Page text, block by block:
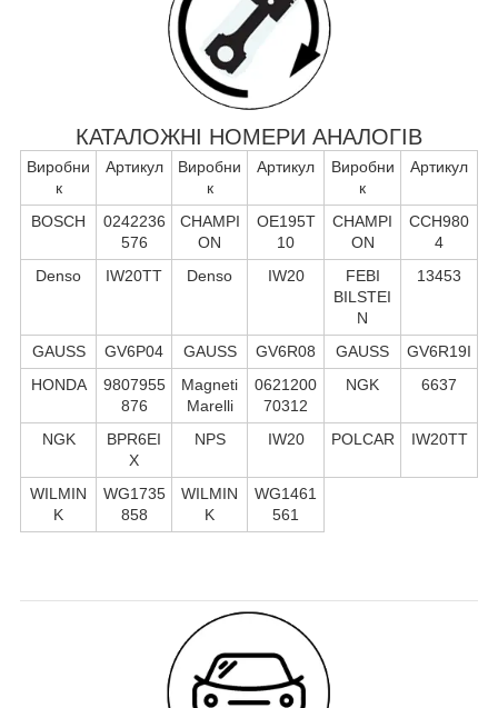
КАТАЛОЖНІ НОМЕРИ АНАЛОГІВ
Виробни
к
Артикул
Виробни
к
Артикул
Виробни
к
Артикул
BOSCH
0242236
576
CHAMPI
ON
OE195T
10
CHAMPI
ON
CCH980
4
Denso
IW20TT Denso IW20
FEBI
BILSTEI
N
13453
GAUSS GV6P04 GAUSS GV6R08 GAUSS
GV6R19I
HONDA
9807955
876
Magneti
Marelli
0621200
70312
NGK 6637
NGK
BPR6EI
X
NPS IW20 POLCAR IW20TT
WILMIN
K
WG1735
858
WILMIN
K
WG1461
561